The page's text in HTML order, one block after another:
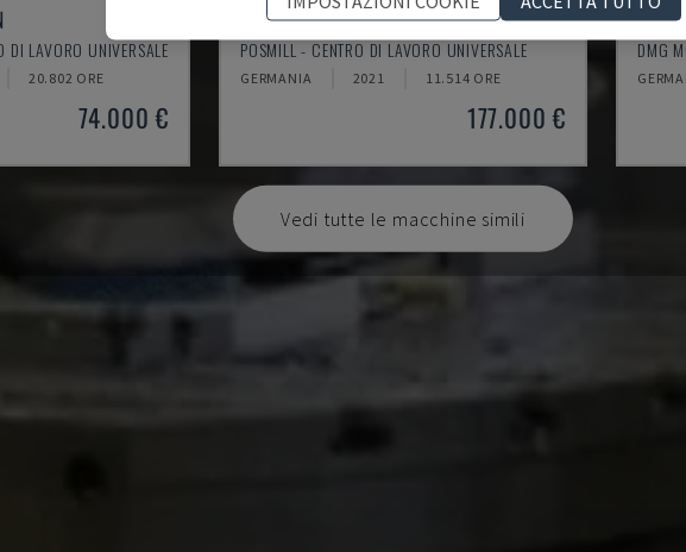
DI LAVORO UNIVERSALE
20.802 ORE
74.000 €
H800U
POSMILL - CENTRO DI LAVORO UNIVERSALE
GERMANIA 2021 11.514 ORE
177.000 €
DMU
DMG
Vedi tutte le macchine simili